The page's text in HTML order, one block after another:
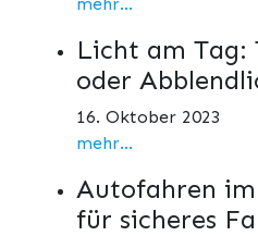
Licht am
oder
16. Oktober 2023
mehr...
Autofahren
für sicheres